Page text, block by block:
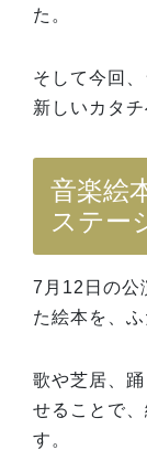
た。
そして今回
新しいカタチ
音楽絵
ステー
7月12日の公
た絵本を、
歌や芝居、
せることで
す。